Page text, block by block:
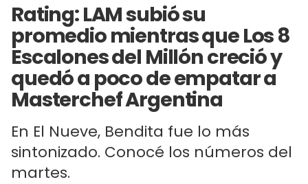
Rating: LAM subió su
promedio mientras que Los 8
Escalones del Millón creció y
quedó a poco de empatar a
Masterchef Argentina
En El Nueve, Bendita fue lo más
sintonizado. Conocé los números del
martes.